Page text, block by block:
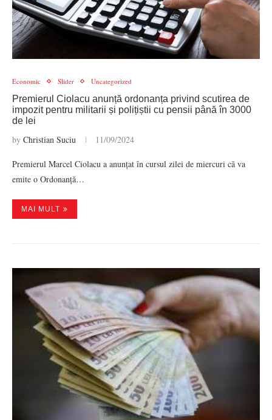
Economic Slider Uncategorized
Premierul Ciolacu anunță ordonanța privind scutirea de
impozit pentru militarii și polițiștii cu pensii până în 3000
de lei
by Christian Suciu 11/09/2024
Premierul Marcel Ciolacu a anunțat în cursul zilei de miercuri că va
emite o Ordonanță…
MAI MULT